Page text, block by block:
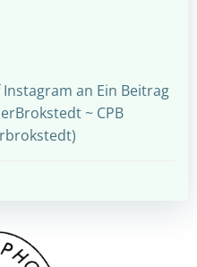
an Ein Beitrag
~ CPB